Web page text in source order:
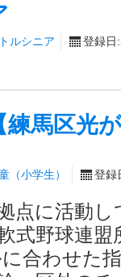
ルシニア 登録日
馬区光
（小学生） 登録
点に活動
式野球連
合わせた